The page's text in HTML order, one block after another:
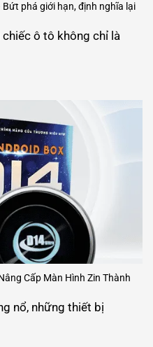
phá giới hạn, định nghĩa lại
ô tô không chỉ là
Cấp Màn Hình Zin Thành
nổ, những thiết bị